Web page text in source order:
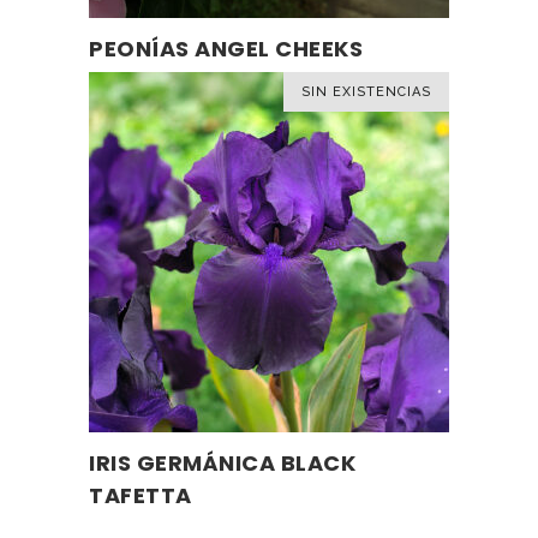
de
producto
LEER MÁS
PEONÍAS ANGEL CHEEKS
SIN EXISTENCIAS
SELECCIONAR OPCIONES
producto
tiene
IRIS GERMÁNICA BLACK
TAFETTA